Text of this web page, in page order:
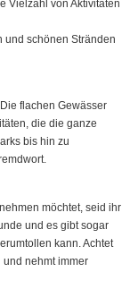
Vielzahl von Aktivitäten
und schönen Stränden
flachen Gewässer
die die ganze
bis hin zu
möchtet, seid ihr
und es gibt sogar
kann. Achtet
nehmt immer